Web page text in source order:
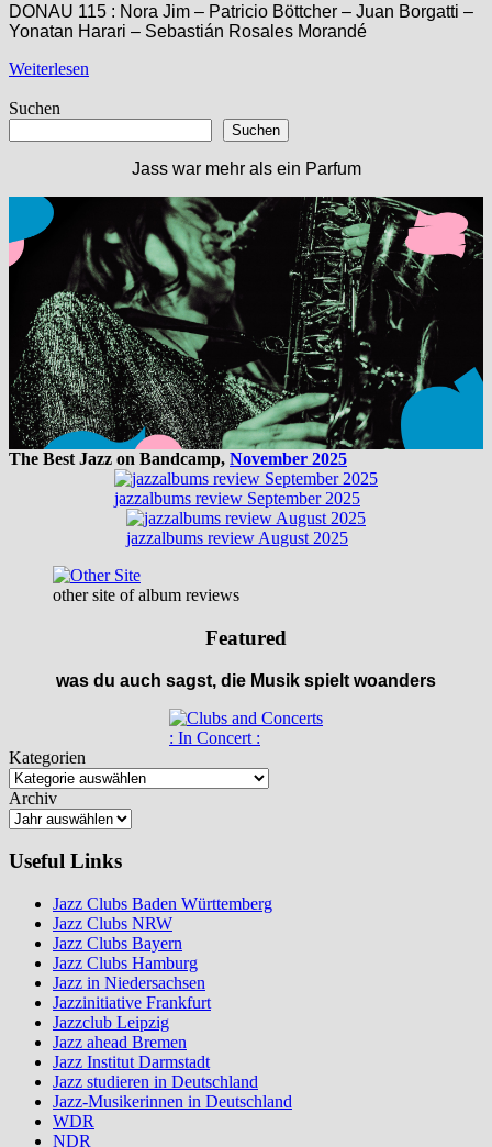
DONAU 115 : Nora Jim – Patricio Böttcher – Juan Borgatti –
Yonatan Harari – Sebastián Rosales Morandé
Weiterlesen
Suchen
Suchen
Jass war mehr als ein Parfum
The Best Jazz on Bandcamp, November 2025
jazzalbums review September 2025
jazzalbums review August 2025
other site of album reviews
Featured
was du auch sagst, die Musik spielt woanders
: In Concert :
Kategorien
Archiv
Useful Links
Jazz Clubs Baden Württemberg
Jazz Clubs NRW
Jazz Clubs Bayern
Jazz Clubs Hamburg
Jazz in Niedersachsen
Jazzinitiative Frankfurt
Jazzclub Leipzig
Jazz ahead Bremen
Jazz Institut Darmstadt
Jazz studieren in Deutschland
Jazz-Musikerinnen in Deutschland
WDR
NDR